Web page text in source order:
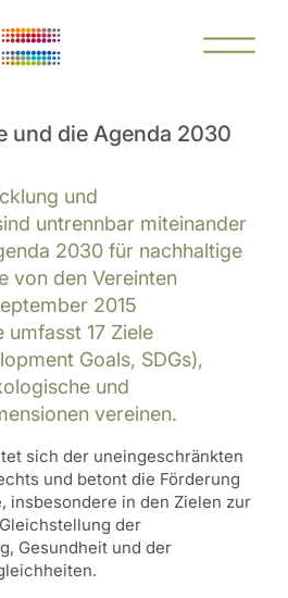
und die Agenda 2030
und
untrennbar miteinander
2030 für nachhaltige
von den Vereinten
2015
umfasst 17 Ziele
Goals, SDGs),
und
vereinen.
sich der uneingeschränkten
und betont die Förderung
insbesondere in den Zielen zur
der
Gesundheit und der